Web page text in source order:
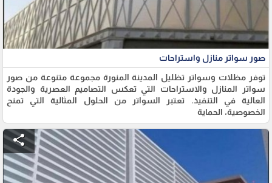
صور سواتر منازل واستراحات
توفر مظلات وسواتر تظليل المدينة المنورة مجموعة متنوعة من صور
سواتر المنازل والاستراحات التي تعكس التصاميم العصرية والجودة
العالية في التنفيذ. تعتبر السواتر من الحلول المثالية التي تمنح
الخصوصية، الحماية
share